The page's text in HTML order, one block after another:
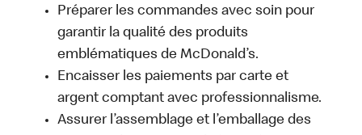
Préparer les commandes avec soin pour
garantir la qualité des produits
emblématiques de McDonald’s.
Encaisser les paiements par carte et
argent comptant avec professionnalisme.
Assurer l’assemblage et l’emballage des